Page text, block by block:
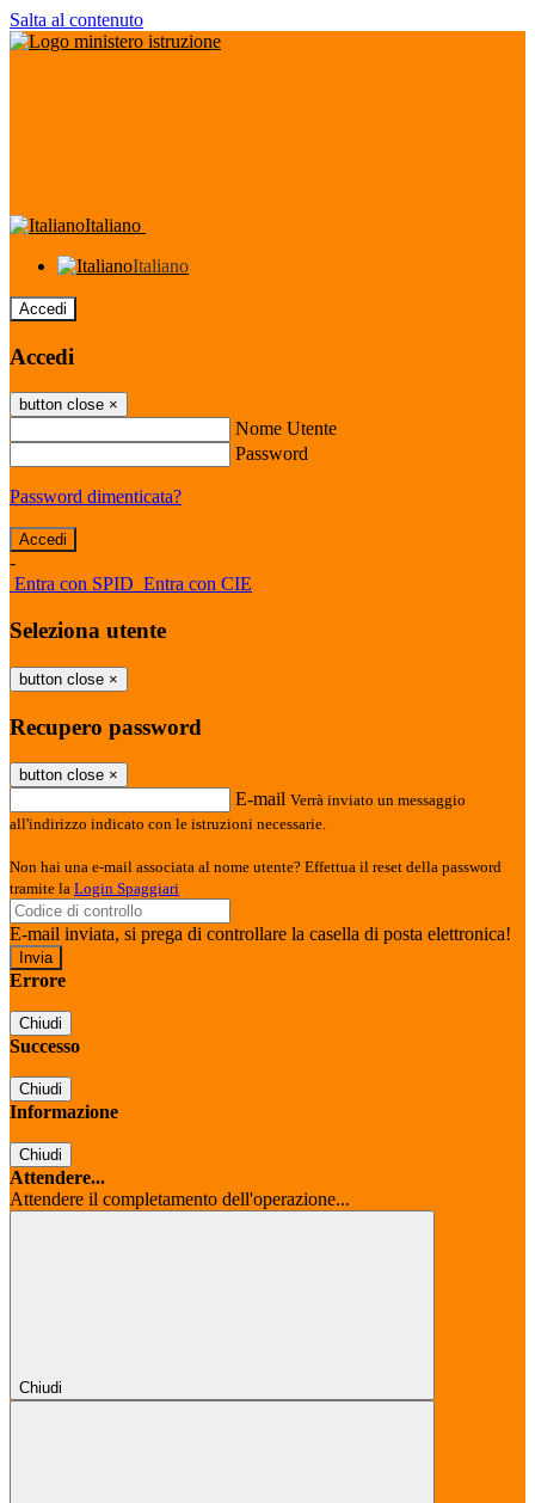
Salta al contenuto
Italiano
Italiano
Accedi
Accedi
button close ×
Nome Utente
Password
Password dimenticata?
-
Entra con SPID Entra con CIE
Seleziona utente
button close ×
Recupero password
button close ×
E-mail Verrà inviato un messaggio
all'indirizzo indicato con le istruzioni necessarie.
Non hai una e-mail associata al nome utente? Effettua il reset della password
tramite la Login Spaggiari
E-mail inviata, si prega di controllare la casella di posta elettronica!
Errore
Chiudi
Successo
Chiudi
Informazione
Chiudi
Attendere...
Attendere il completamento dell'operazione...
Chiudi